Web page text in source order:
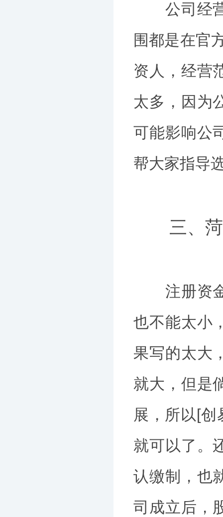
公司经营
围都是在官
资人，经营
太多，因为
可能影响公
帮大家指导
三、菏
注册资金
也不能太小
果写的太大
就大，但是
展，所以[
就可以了。
认缴制，也
司成立后，